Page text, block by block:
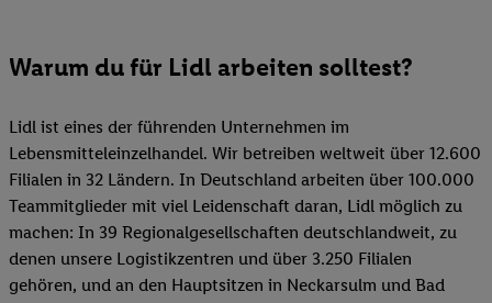
Warum du für Lidl arbeiten solltest?
Lidl ist eines der führenden Unternehmen im
Lebensmitteleinzelhandel. Wir betreiben weltweit über 12.600
Filialen in 32 Ländern. In Deutschland arbeiten über 100.000
Teammitglieder mit viel Leidenschaft daran, Lidl möglich zu
machen: In 39 Regionalgesellschaften deutschlandweit, zu
denen unsere Logistikzentren und über 3.250 Filialen
gehören, und an den Hauptsitzen in Neckarsulm und Bad